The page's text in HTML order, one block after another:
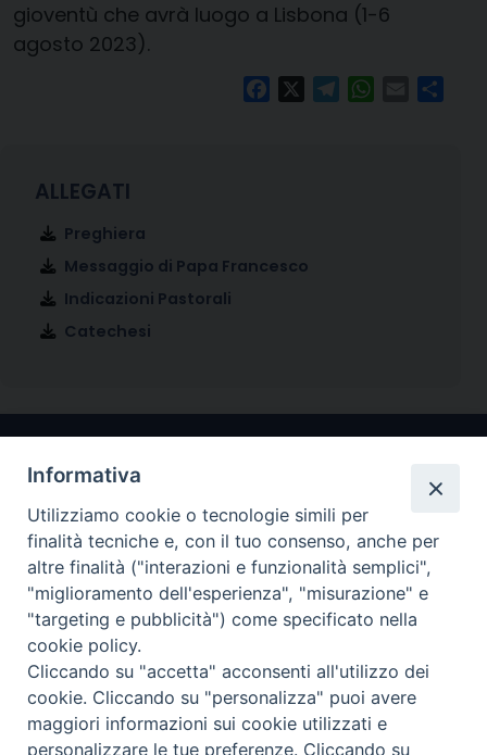
gioventù che avrà luogo a Lisbona (1-6
agosto 2023).
FacebookTelegramWhatsApp
Email
Preghiera
Messaggio di Papa Francesco
Indicazioni Pastorali
Catechesi
Arcidiocesi di Ravenna-Cervia
CONTATTI
Piazza Arcivescovado, 1 48121- Ravenna
tel 0544.541655
curia@diocesiravennacervia.it
Informativa
Utilizziamo cookie o tecnologie simili per
finalità tecniche e, con il tuo consenso, anche per
altre finalità ("interazioni e funzionalità semplici",
"miglioramento dell'esperienza", "misurazione" e
"targeting e pubblicità") come specificato nella
cookie policy.
Cliccando su "accetta" acconsenti all'utilizzo dei
cookie. Cliccando su "personalizza" puoi avere
maggiori informazioni sui cookie utilizzati e
personalizzare le tue preferenze. Cliccando su